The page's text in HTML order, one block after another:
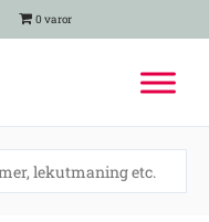
0 varor